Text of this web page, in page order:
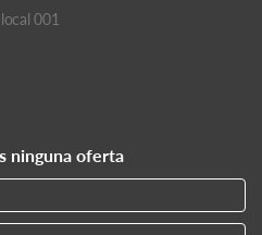
001
ninguna oferta